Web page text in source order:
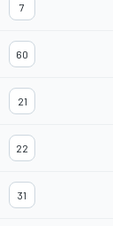
7
60
21
22
31